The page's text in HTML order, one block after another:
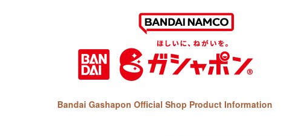
Bandai Gashapon Official Shop Product Information